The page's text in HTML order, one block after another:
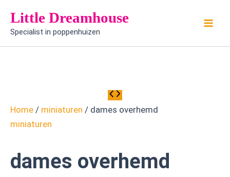
naar
inhoud
Little Dreamhouse
Specialist in poppenhuizen
Home / miniaturen / dames overhemd
miniaturen
dames overhemd
overhemd
aantal